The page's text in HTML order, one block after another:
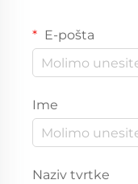
E-pošta
Ime
Naziv tvrtke